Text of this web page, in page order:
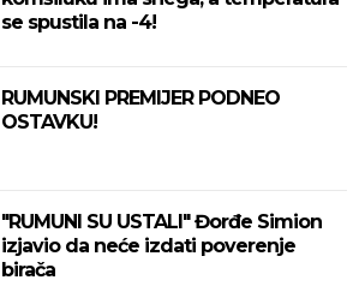
se spustila na -4!
RUMUNSKI PREMIJER PODNEO
OSTAVKU!
"RUMUNI SU USTALI" Đorđe Simion
izjavio da neće izdati poverenje
birača